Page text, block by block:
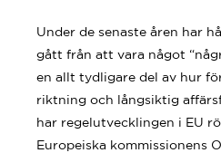
Under de senaste åren har
gått från att vara något
en allt tydligare del av hur
riktning och långsiktig
har regelutvecklingen i EU
Europeiska kommissionens